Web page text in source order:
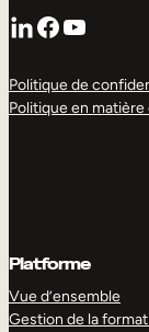
LinkedIn
Facebook
YouTube
Politique de
Politique en matière
Platforme
Vue d’ensemble
Gestion de la